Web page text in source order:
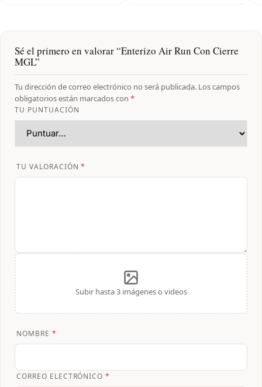
Sé el primero en valorar “Enterizo Air Run Con Cierre
MGL”
Tu dirección de correo electrónico no será publicada. Los campos
obligatorios están marcados con *
TU PUNTUACIÓN
TU VALORACIÓN*
Subir hasta 3 imágenes o videos
NOMBRE *
CORREO ELECTRÓNICO*